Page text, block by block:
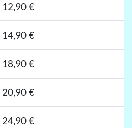
12,90 €
14,90 €
18,90 €
20,90 €
24,90 €